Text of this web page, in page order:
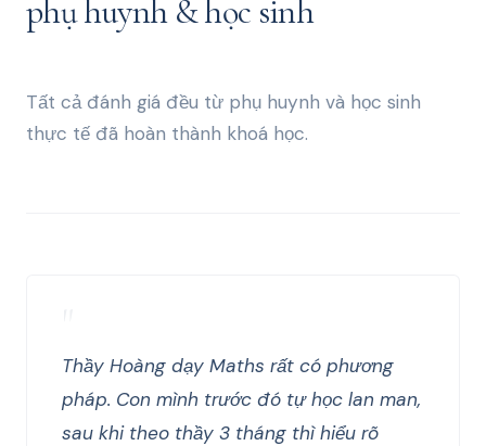
phụ huynh & học sinh
Tất cả đánh giá đều từ phụ huynh và học sinh
thực tế đã hoàn thành khoá học.
Thầy Hoàng dạy Maths rất có phương
pháp. Con mình trước đó tự học lan man,
sau khi theo thầy 3 tháng thì hiểu rõ